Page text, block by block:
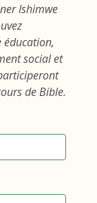
Ishimwe
éducation,
social et
de Bible.